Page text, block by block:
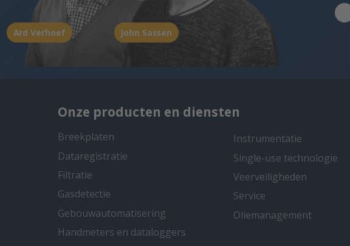
Ard Verhoef John Sassen
Onze producten en diensten
Breekplaten
Dataregistratie
Filtratie
Gasdetectie
Gebouwautomatisering
Handmeters en dataloggers
Instrumentatie
Single-use technologie
Veerveiligheden
Service
Oliemanagement